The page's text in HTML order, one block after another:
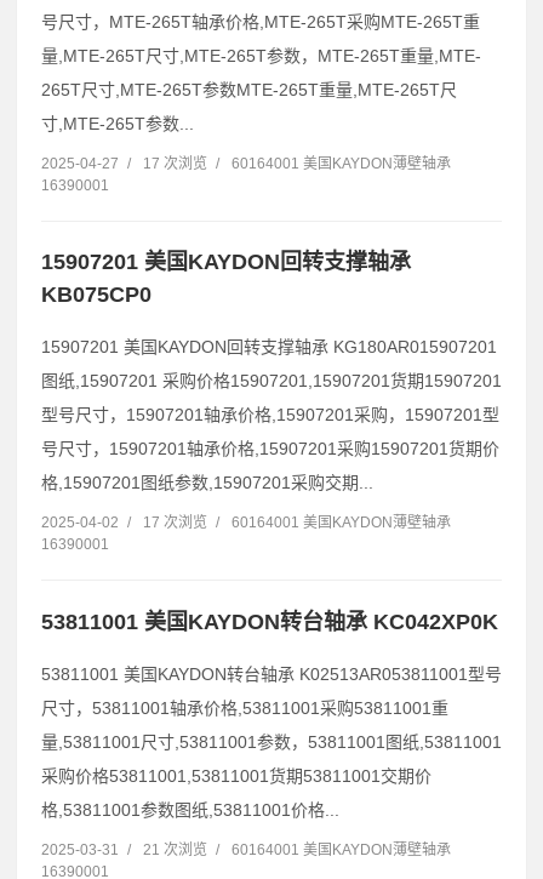
号尺寸，MTE-265T轴承价格,MTE-265T采购MTE-265T重
量,MTE-265T尺寸,MTE-265T参数，MTE-265T重量,MTE-
265T尺寸,MTE-265T参数MTE-265T重量,MTE-265T尺
寸,MTE-265T参数...
2025-04-27 / 17 次浏览 /
60164001 美国KAYDON薄壁轴承
16390001
15907201 美国KAYDON回转支撑轴承
KB075CP0
15907201 美国KAYDON回转支撑轴承 KG180AR015907201
图纸,15907201 采购价格15907201,15907201货期15907201
型号尺寸，15907201轴承价格,15907201采购，15907201型
号尺寸，15907201轴承价格,15907201采购15907201货期价
格,15907201图纸参数,15907201采购交期...
2025-04-02 / 17 次浏览 /
60164001 美国KAYDON薄壁轴承
16390001
53811001 美国KAYDON转台轴承 KC042XP0K
53811001 美国KAYDON转台轴承 K02513AR053811001型号
尺寸，53811001轴承价格,53811001采购53811001重
量,53811001尺寸,53811001参数，53811001图纸,53811001
采购价格53811001,53811001货期53811001交期价
格,53811001参数图纸,53811001价格...
2025-03-31 / 21 次浏览 /
60164001 美国KAYDON薄壁轴承
16390001